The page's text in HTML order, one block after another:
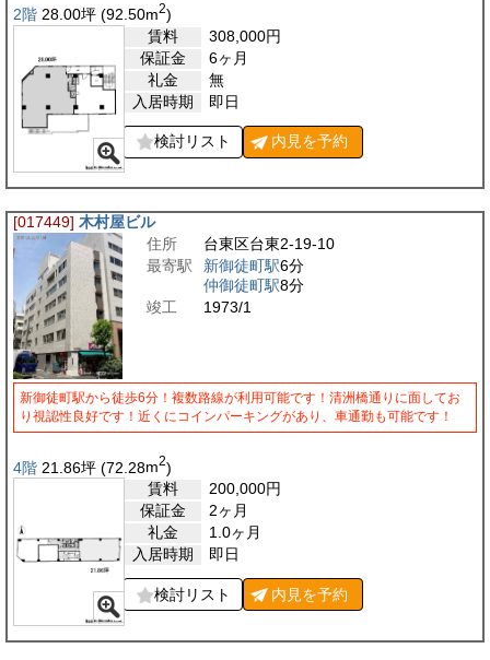
2階 28.00坪 (92.50m2)
賃料
308,000円
保証金
6ヶ月
礼金
無
入居時期
即日
検討リスト 内見を予約
[017449] 木村屋ビル
住所
台東区台東2-19-10
最寄駅
新御徒町駅6分
仲御徒町駅8分
竣工
1973/1
新御徒町駅から徒歩6分！複数路線が利用可能です！清洲橋通りに面してお
り視認性良好です！近くにコインパーキングがあり、車通勤も可能です！
4階 21.86坪 (72.28m2)
賃料
200,000円
保証金
2ヶ月
礼金
1.0ヶ月
入居時期
即日
検討リスト 内見を予約